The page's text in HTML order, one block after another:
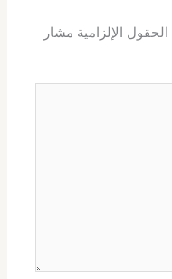
الحقول الإلزامية مشار